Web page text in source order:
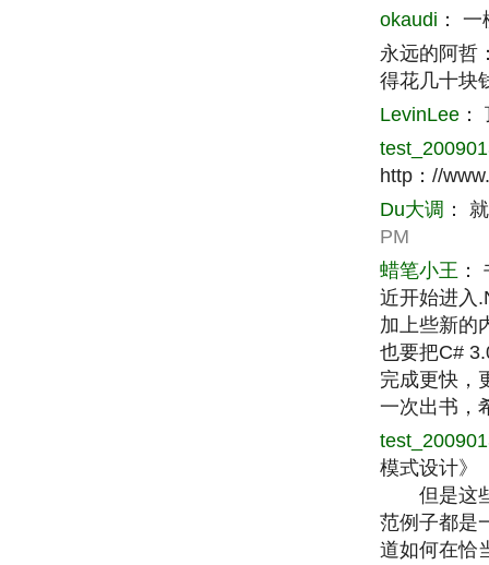
okaudi ： 一
永远的阿哲
得花几十块
LevinLee ：
http：//
Du大调 ：
PM
蜡笔小王 ：
近开始进入
加上些新的
也要把C#
完成更快，
一次出书，
模式设计
但是这些
范例子都
道如何在